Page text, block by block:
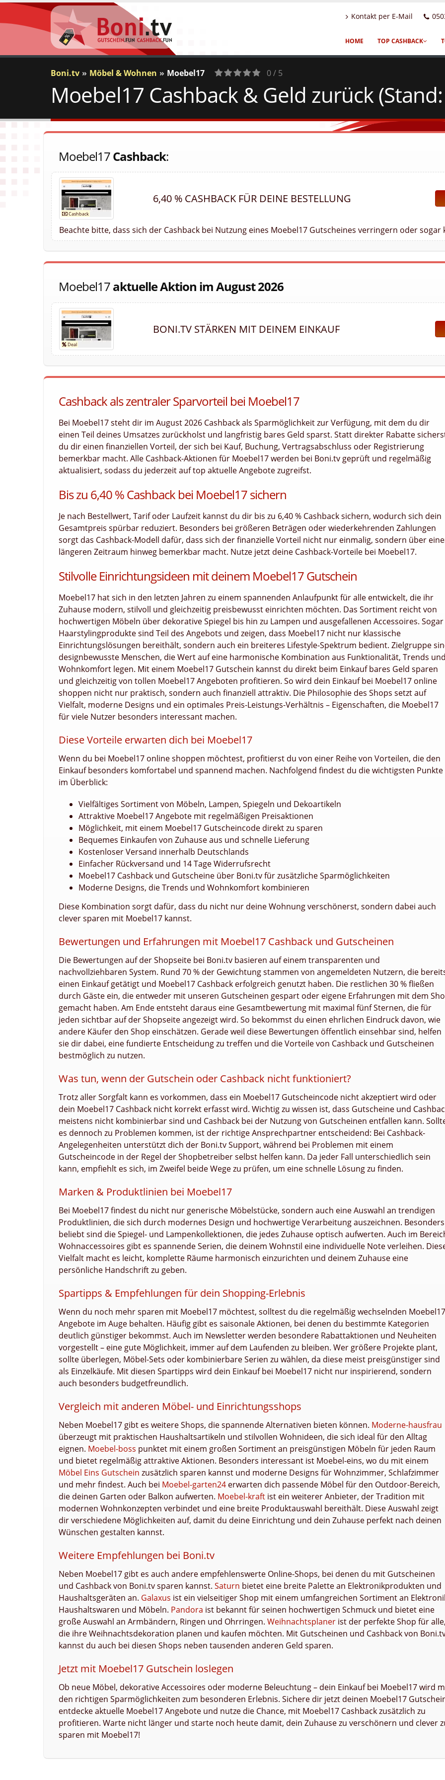
Kontakt per E-Mail
HOME TOP CASHBACK
Boni.tv Möbel & Wohnen Moebel17
Votes
0 / 5
Moebel17 Cashback & Geld zurück
Moebel17Cashback:
6,40 % CASHBACK FÜR DEINE BESTELLUNG
Beachte bitte, dass sich der Cashback bei Nutzung eines Moebel17 Gutscheines verringern oder
Moebel17aktuelle Aktion im August 2026
BONI.TV STÄRKEN MIT DEINEM EINKAUF
Cashback als zentraler Sparvorteil bei Moebel17
Bei Moebel17 steht dir im August 2026 Cashback als Sparmöglichkeit zur Verfügung, mit dem du dir
einen Teil deines Umsatzes zurückholst und langfristig bares Geld sparst. Statt direkter Rabatte
du dir einen finanziellen Vorteil, der sich bei Kauf, Buchung, Vertragsabschluss oder Registrierung
bemerkbar macht. Alle Cashback-Aktionen für Moebel17 werden bei Boni.tv geprüft und regelmäßig
aktualisiert, sodass du jederzeit auf top aktuelle Angebote zugreifst.
Bis zu 6,40 % Cashback bei Moebel17 sichern
Je nach Bestellwert, Tarif oder Laufzeit kannst du dir bis zu 6,40 % Cashback sichern, wodurch sich dein
Gesamtpreis spürbar reduziert. Besonders bei größeren Beträgen oder wiederkehrenden Zahlungen
sorgt das Cashback-Modell dafür, dass sich der finanzielle Vorteil nicht nur einmalig, sondern über
längeren Zeitraum hinweg bemerkbar macht. Nutze jetzt deine Cashback-Vorteile bei Moebel17.
Stilvolle Einrichtungsideen mit deinem Moebel17 Gutschein
Moebel17 hat sich in den letzten Jahren zu einem spannenden Anlaufpunkt für alle entwickelt, die ihr
Zuhause modern, stilvoll und gleichzeitig preisbewusst einrichten möchten. Das Sortiment reicht von
hochwertigen Möbeln über dekorative Spiegel bis hin zu Lampen und ausgefallenen Accessoires. Sogar
Haarstylingprodukte sind Teil des Angebots und zeigen, dass Moebel17 nicht nur klassische
Einrichtungslösungen bereithält, sondern auch ein breiteres Lifestyle-Spektrum bedient. Zielgruppe
designbewusste Menschen, die Wert auf eine harmonische Kombination aus Funktionalität, Trends und
Wohnkomfort legen. Mit einem Moebel17 Gutschein kannst du direkt beim Einkauf bares Geld sparen
und gleichzeitig von tollen Moebel17 Angeboten profitieren. So wird dein Einkauf bei Moebel17 online
shoppen nicht nur praktisch, sondern auch finanziell attraktiv. Die Philosophie des Shops setzt auf
Vielfalt, moderne Designs und ein optimales Preis-Leistungs-Verhältnis – Eigenschaften, die Moebel17
für viele Nutzer besonders interessant machen.
Diese Vorteile erwarten dich bei Moebel17
Wenn du bei Moebel17 online shoppen möchtest, profitierst du von einer Reihe von Vorteilen, die den
Einkauf besonders komfortabel und spannend machen. Nachfolgend findest du die wichtigsten Punkte
im Überblick:
Vielfältiges Sortiment von Möbeln, Lampen, Spiegeln und Dekoartikeln
Attraktive Moebel17 Angebote mit regelmäßigen Preisaktionen
Möglichkeit, mit einem Moebel17 Gutscheincode direkt zu sparen
Bequemes Einkaufen von Zuhause aus und schnelle Lieferung
Kostenloser Versand innerhalb Deutschlands
Einfacher Rückversand und 14 Tage Widerrufsrecht
Moebel17 Cashback und Gutscheine über Boni.tv für zusätzliche Sparmöglichkeiten
Moderne Designs, die Trends und Wohnkomfort kombinieren
Diese Kombination sorgt dafür, dass du nicht nur deine Wohnung verschönerst, sondern dabei auch
clever sparen mit Moebel17 kannst.
Bewertungen und Erfahrungen mit Moebel17 Cashback und Gutscheinen
Die Bewertungen auf der Shopseite bei Boni.tv basieren auf einem transparenten und
nachvollziehbaren System. Rund 70 % der Gewichtung stammen von angemeldeten Nutzern, die
einen Einkauf getätigt und Moebel17 Cashback erfolgreich genutzt haben. Die restlichen 30 % fließen
durch Gäste ein, die entweder mit unseren Gutscheinen gespart oder eigene Erfahrungen mit dem
gemacht haben. Am Ende entsteht daraus eine Gesamtbewertung mit maximal fünf Sternen, die für
jeden sichtbar auf der Shopseite angezeigt wird. So bekommst du einen ehrlichen Eindruck davon, wie
andere Käufer den Shop einschätzen. Gerade weil diese Bewertungen öffentlich einsehbar sind, helfen
sie dir dabei, eine fundierte Entscheidung zu treffen und die Vorteile von Cashback und Gutscheinen
bestmöglich zu nutzen.
Was tun, wenn der Gutschein oder Cashback nicht funktioniert?
Trotz aller Sorgfalt kann es vorkommen, dass ein Moebel17 Gutscheincode nicht akzeptiert wird oder
dein Moebel17 Cashback nicht korrekt erfasst wird. Wichtig zu wissen ist, dass Gutscheine und
meistens nicht kombinierbar sind und Cashback bei der Nutzung von Gutscheinen entfallen kann.
es dennoch zu Problemen kommen, ist der richtige Ansprechpartner entscheidend: Bei Cashback-
Angelegenheiten unterstützt dich der Boni.tv Support, während bei Problemen mit einem
Gutscheincode in der Regel der Shopbetreiber selbst helfen kann. Da jeder Fall unterschiedlich sein
kann, empfiehlt es sich, im Zweifel beide Wege zu prüfen, um eine schnelle Lösung zu finden.
Marken & Produktlinien bei Moebel17
Bei Moebel17 findest du nicht nur generische Möbelstücke, sondern auch eine Auswahl an trendigen
Produktlinien, die sich durch modernes Design und hochwertige Verarbeitung auszeichnen. Besonders
beliebt sind die Spiegel- und Lampenkollektionen, die jedes Zuhause optisch aufwerten. Auch im
Wohnaccessoires gibt es spannende Serien, die deinem Wohnstil eine individuelle Note verleihen.
Vielfalt macht es leicht, komplette Räume harmonisch einzurichten und deinem Zuhause eine
persönliche Handschrift zu geben.
Spartipps & Empfehlungen für dein Shopping-Erlebnis
Wenn du noch mehr sparen mit Moebel17 möchtest, solltest du die regelmäßig wechselnden Moebel17
Angebote im Auge behalten. Häufig gibt es saisonale Aktionen, bei denen du bestimmte Kategorien
deutlich günstiger bekommst. Auch im Newsletter werden besondere Rabattaktionen und Neuheiten
vorgestellt – eine gute Möglichkeit, immer auf dem Laufenden zu bleiben. Wer größere Projekte plant,
sollte überlegen, Möbel-Sets oder kombinierbare Serien zu wählen, da diese meist preisgünstiger sind
als Einzelkäufe. Mit diesen Spartipps wird dein Einkauf bei Moebel17 nicht nur inspirierend, sondern
auch besonders budgetfreundlich.
Vergleich mit anderen Möbel- und Einrichtungsshops
Neben Moebel17 gibt es weitere Shops, die spannende Alternativen bieten können. Moderne-hausfrau
überzeugt mit praktischen Haushaltsartikeln und stilvollen Wohnideen, die sich ideal für den Alltag
eignen. Moebel-boss punktet mit einem großen Sortiment an preisgünstigen Möbeln für jeden Raum
und bietet regelmäßig attraktive Aktionen. Besonders interessant ist Moebel-eins, wo du mit einem
Möbel Eins Gutschein zusätzlich sparen kannst und moderne Designs für Wohnzimmer, Schlafzimmer
und mehr findest. Auch bei Moebel-garten24 erwarten dich passende Möbel für den Outdoor-Bereich,
die deinen Garten oder Balkon aufwerten. Moebel-kraft ist ein weiterer Anbieter, der Tradition mit
modernen Wohnkonzepten verbindet und eine breite Produktauswahl bereithält. Diese Auswahl zeigt
dir verschiedene Möglichkeiten auf, damit du deine Einrichtung und dein Zuhause perfekt nach deinen
Wünschen gestalten kannst.
Weitere Empfehlungen bei Boni.tv
Neben Moebel17 gibt es auch andere empfehlenswerte Online-Shops, bei denen du mit Gutscheinen
und Cashback von Boni.tv sparen kannst. Saturn bietet eine breite Palette an Elektronikprodukten und
Haushaltsgeräten an. Galaxus ist ein vielseitiger Shop mit einem umfangreichen Sortiment an
Haushaltswaren und Möbeln. Pandora ist bekannt für seinen hochwertigen Schmuck und bietet eine
große Auswahl an Armbändern, Ringen und Ohrringen. Weihnachtsplaner ist der perfekte Shop für alle,
die ihre Weihnachtsdekoration planen und kaufen möchten. Mit Gutscheinen und Cashback von
kannst du auch bei diesen Shops neben tausenden anderen Geld sparen.
Jetzt mit Moebel17 Gutschein loslegen
Ob neue Möbel, dekorative Accessoires oder moderne Beleuchtung – dein Einkauf bei Moebel17 wird
den richtigen Sparmöglichkeiten zum besonderen Erlebnis. Sichere dir jetzt deinen Moebel17
entdecke aktuelle Moebel17 Angebote und nutze die Chance, mit Moebel17 Cashback zusätzlich zu
profitieren. Warte nicht länger und starte noch heute damit, dein Zuhause zu verschönern und clever
sparen mit Moebel17!